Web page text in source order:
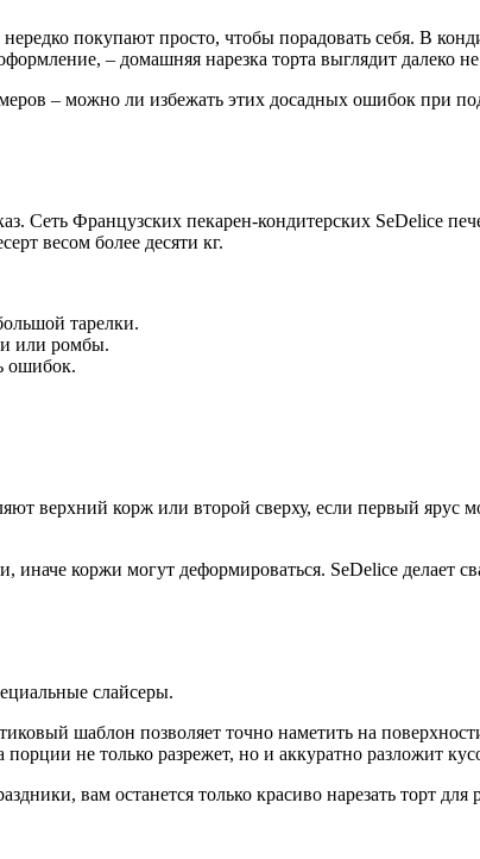
покупают просто, чтобы порадовать себя. В
– домашняя нарезка торта выглядит далеко
– можно ли избежать этих досадных ошибок при
Сеть Французских пекарен-кондитерских SeDelice
весом более десяти кг.
тарелки.
или ромбы.
ошибок.
верхний корж или второй сверху, если первый ярус
коржи могут деформироваться. SeDelice делает
слайсеры.
шаблон позволяет точно наметить на
не только разрежет, но и аккуратно разложит
вам останется только красиво нарезать торт для